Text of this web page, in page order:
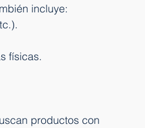
incluye:
físicas.
productos con